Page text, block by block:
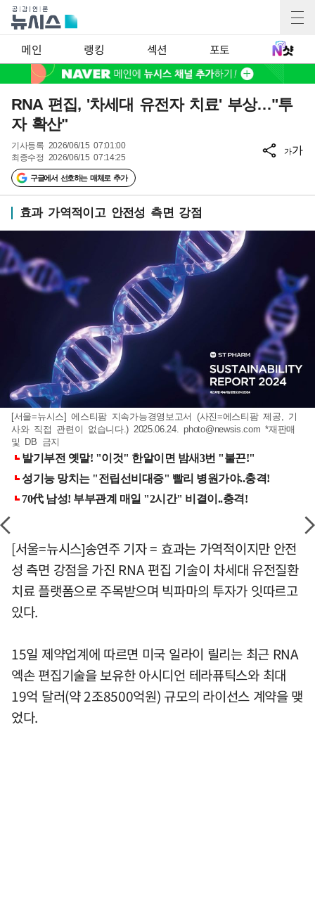
메인 랭킹 섹션 포토
RNA 편집, '차세대 유전자 치료' 부상…"투
자 확산"
기사등록 2026/06/15 07:01:00
최종수정 2026/06/15 07:14:25
구글에서 선호하는 매체로 추가
가가
효과 가역적이고 안전성 측면 강점
[서울=뉴시스] 에스티팜 지속가능경영보고서 (사진=에스티팜 제공, 기
사와 직접 관련이 없습니다.) 2025.06.24.photo@newsis.com *재판매
및 DB 금지
[서울=뉴시스]송연주 기자 = 효과는 가역적이지만 안전
성 측면 강점을 가진 RNA 편집 기술이 차세대 유전질환
치료 플랫폼으로 주목받으며 빅파마의 투자가 잇따르고
있다.
15일 제약업계에 따르면 미국 일라이 릴리는 최근 RNA
엑손 편집기술을 보유한 아시디언 테라퓨틱스와 최대
19억 달러(약 2조8500억원) 규모의 라이선스 계약을 맺
었다.